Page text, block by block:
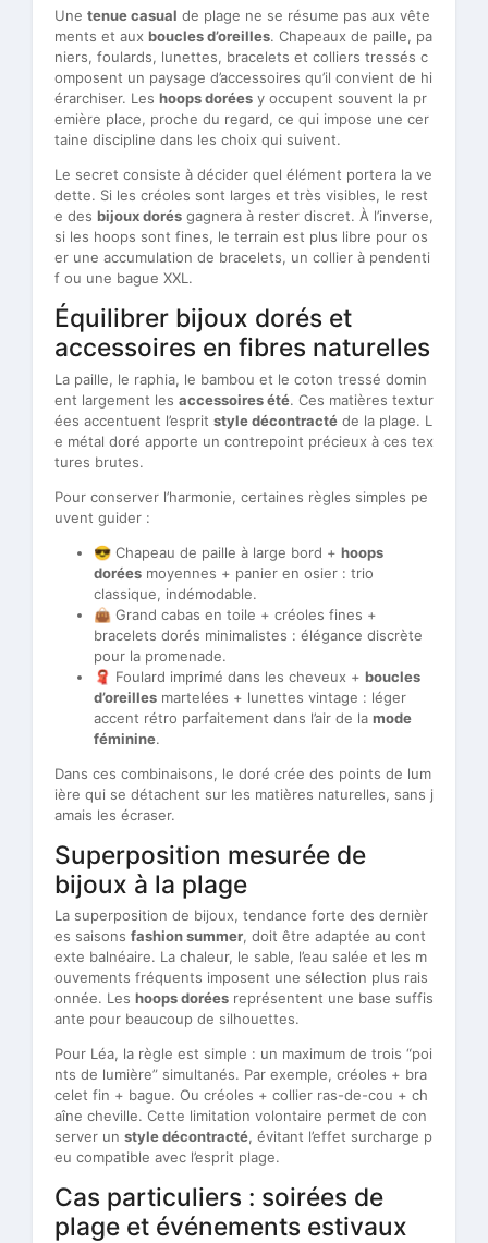
Une tenue casual de plage ne se résume pas aux vête
ments et aux boucles d’oreilles. Chapeaux de paille, pa
niers, foulards, lunettes, bracelets et colliers tressés c
omposent un paysage d’accessoires qu’il convient de hi
érarchiser. Les hoops dorées y occupent souvent la pr
emière place, proche du regard, ce qui impose une cer
taine discipline dans les choix qui suivent.
Le secret consiste à décider quel élément portera la ve
dette. Si les créoles sont larges et très visibles, le rest
e des bijoux dorés gagnera à rester discret. À l’inverse,
si les hoops sont fines, le terrain est plus libre pour os
er une accumulation de bracelets, un collier à pendenti
f ou une bague XXL.
Équilibrer bijoux dorés et
accessoires en fibres naturelles
La paille, le raphia, le bambou et le coton tressé domin
ent largement les accessoires été. Ces matières textur
ées accentuent l’esprit style décontracté de la plage. L
e métal doré apporte un contrepoint précieux à ces tex
tures brutes.
Pour conserver l’harmonie, certaines règles simples pe
uvent guider :
😎 Chapeau de paille à large bord + hoops
dorées moyennes + panier en osier : trio
classique, indémodable.
👜 Grand cabas en toile + créoles fines +
bracelets dorés minimalistes : élégance discrète
pour la promenade.
🧣 Foulard imprimé dans les cheveux + boucles
d’oreilles martelées + lunettes vintage : léger
accent rétro parfaitement dans l’air de la mode
féminine.
Dans ces combinaisons, le doré crée des points de lum
ière qui se détachent sur les matières naturelles, sans j
amais les écraser.
Superposition mesurée de
bijoux à la plage
La superposition de bijoux, tendance forte des dernièr
es saisons fashion summer, doit être adaptée au cont
exte balnéaire. La chaleur, le sable, l’eau salée et les m
ouvements fréquents imposent une sélection plus rais
onnée. Les hoops dorées représentent une base suffis
ante pour beaucoup de silhouettes.
Pour Léa, la règle est simple : un maximum de trois “poi
nts de lumière” simultanés. Par exemple, créoles + bra
celet fin + bague. Ou créoles + collier ras-de-cou + ch
aîne cheville. Cette limitation volontaire permet de con
server un style décontracté, évitant l’effet surcharge p
eu compatible avec l’esprit plage.
Cas particuliers : soirées de
plage et événements estivaux